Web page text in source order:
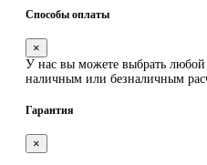
Способы оплаты
×
У нас вы можете выбрать
наличным или безналичным
Гарантия
×